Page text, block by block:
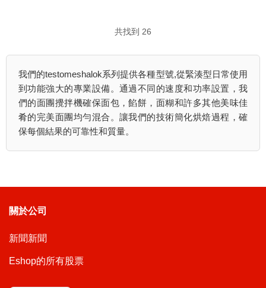
共找到 26
我們的testomeshalok系列提供各種型號,從緊湊型日常使用
到功能強大的專業設備。通過不同的速度和功率設置，我
們的面團攪拌機確保面包，餡餅，面糊和許多其他美味佳
肴的完美面團均勻混合。讓我們的技術簡化烘焙過程，確
保每個結果的可靠性和質量。
關於公司
新聞新聞
Eshop的所有股票